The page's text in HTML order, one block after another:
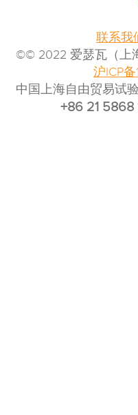
联系我
©© 2022 爱瑟瓦（上
沪ICP
中国上海自由贸易试
+86 21 5868